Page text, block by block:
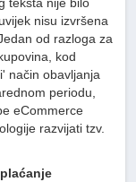
teksta nije bilo
nisu izvršena
od razloga za
kod
način obavljanja
periodu,
eCommerce
razvijati tzv.